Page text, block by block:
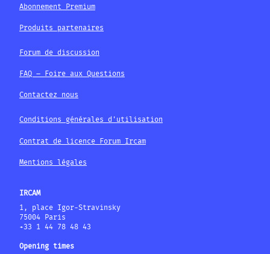
Abonnement Premium
Produits partenaires
Forum de discussion
FAQ – Foire aux Questions
Contactez nous
Conditions générales d'utilisation
Contrat de licence Forum Ircam
Mentions légales
IRCAM
1, place Igor-Stravinsky
75004 Paris
+33 1 44 78 48 43
Opening times